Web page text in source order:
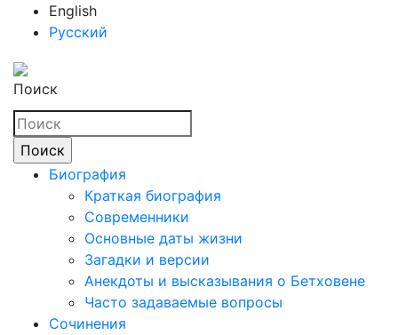
English
Русский
Поиск
Биография
Краткая биография
Современники
Основные даты жизни
Загадки и версии
Анекдоты и высказывания о Бетховене
Часто задаваемые вопросы
Сочинения